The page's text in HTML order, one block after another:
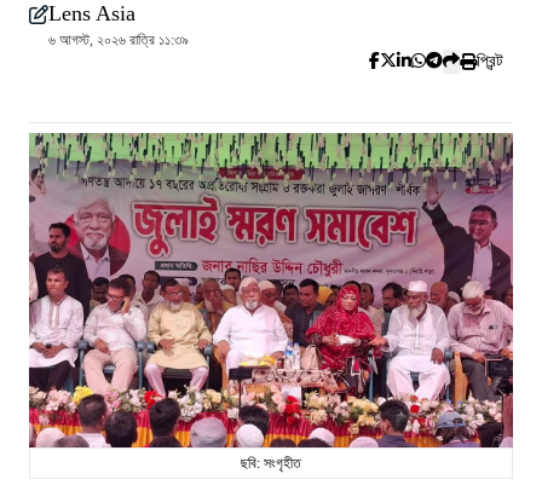
Lens Asia
৬ আগস্ট, ২০২৬ রাত্রি ১১:৩৯
প্রিন্ট
ছবি: সংগৃহীত